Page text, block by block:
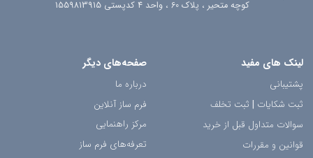
کوچه متحیر ، پلاک 60 ، واحد 4 کدپستی 1559813915
لینک های مفید
پشتیبانی
ثبت شکایات | ثبت تخلف
سوالات متداول قبل از خرید
قوانین و مقررات
صفحه‌های دیگر
درباره ما
فرم ساز آنلاین
مرکز راهنمایی
تعرفه‌های فرم ساز